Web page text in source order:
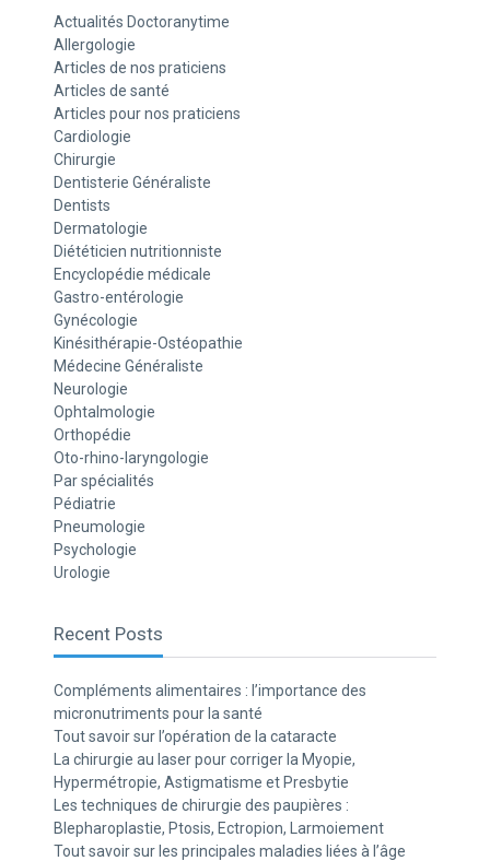
Actualités Doctoranytime
Allergologie
Articles de nos praticiens
Articles de santé
Articles pour nos praticiens
Cardiologie
Chirurgie
Dentisterie Généraliste
Dentists
Dermatologie
Diététicien nutritionniste
Encyclopédie médicale
Gastro-entérologie
Gynécologie
Kinésithérapie-Ostéopathie
Médecine Généraliste
Neurologie
Ophtalmologie
Orthopédie
Oto-rhino-laryngologie
Par spécialités
Pédiatrie
Pneumologie
Psychologie
Urologie
Recent Posts
Compléments alimentaires : l’importance des
micronutriments pour la santé
Tout savoir sur l’opération de la cataracte
La chirurgie au laser pour corriger la Myopie,
Hypermétropie, Astigmatisme et Presbytie
Les techniques de chirurgie des paupières :
Blepharoplastie, Ptosis, Ectropion, Larmoiement
Tout savoir sur les principales maladies liées à l’âge